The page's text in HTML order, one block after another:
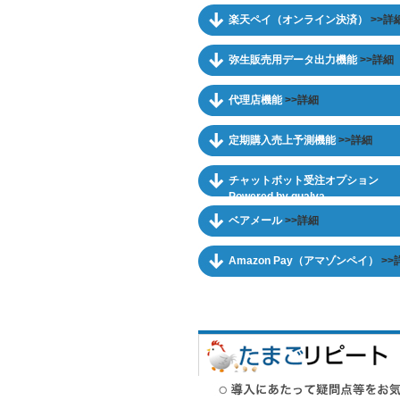
楽天ペイ（オンライン決済） >>詳
弥生販売用データ出力機能>>詳細
代理店機能>>詳細
定期購入売上予測機能>>詳細
チャットボット受注オプション
Powered by qualva
ベアメール>>詳細
Amazon Pay（アマゾンペイ） >>